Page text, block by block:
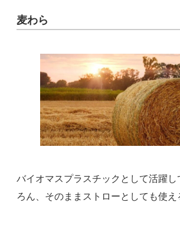
麦わら
バイオマスプラスチックとして活躍し
ろん、そのままストローとしても使え